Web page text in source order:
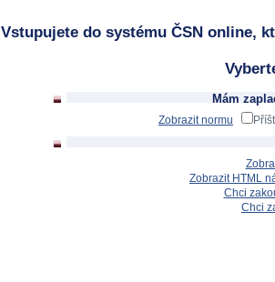
Vstupujete do systému ČSN online,
Mám
Zobrazit normu
Zobrazit HTML
Chci
Chci